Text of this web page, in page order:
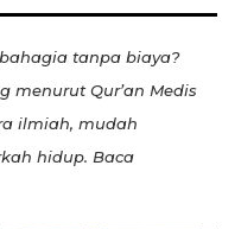
tanpa biaya?
menurut Qur’an Medis
ilmiah, mudah
hidup. Baca